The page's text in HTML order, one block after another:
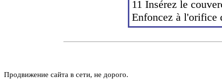
11 Insérez le
Enfoncez à l'orifice
Продвижение сайта в сети, не дорого.